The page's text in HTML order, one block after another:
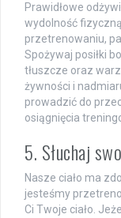
Prawidłowe
wydolność
przetrenowaniu,
Spożywaj posiłki
tłuszcze oraz
żywności i
prowadzić do
osiągnięcia
5. Słuchaj
Nasze ciało ma
jesteśmy
Ci Twoje ciało.